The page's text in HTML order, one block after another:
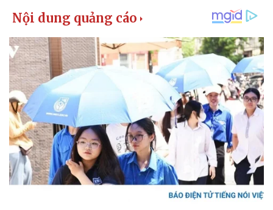
Pháp luật
Vụ án
Tin nóng
Tư vấn luật
Quân sự - Quốc phòng
Vũ khí
Việt Nam
Phân tích